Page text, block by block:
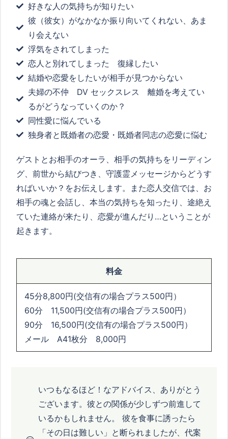
好きな人の気持ちが知りたい
彼（彼女）がなかなか振り向いてくれない、あま
り会えない
浮気をされてしまった
恋人と別れてしまった 復縁したい
結婚や恋愛をしたいが相手が見つからない
夫婦の不仲 DV セックスレス 離婚を考えてい
るがどうなっていくのか？
同性愛に悩んでいる
独身者と既婚者の恋愛・既婚者同志の恋愛に悩む
ゲストとお相手のオーラ、相手の気持ちをリーディン
グ、前世から結びつき、守護霊メッセージからどうす
ればいいか？をお伝えします。また恋人交信では、お
相手の魂と会話し、本当の気持ちを知ったり、途絶え
ていた連絡が来たり、恋愛が進んだり…ということが
起きます。
料金
45分8,800円(交信有の場合プラス500円）
60分 11,500円(交信有の場合プラス500円）
90分 16,500円(交信有の場合プラス500円）
メール A41枚分 8,000円
いつもなるほど！なアドバイス、ありがとう
ございます。彼との関係が少しずつ前進して
いるかもしれません。 彼を食事に誘ったら
「その日は難しい」と断られましたが、代案